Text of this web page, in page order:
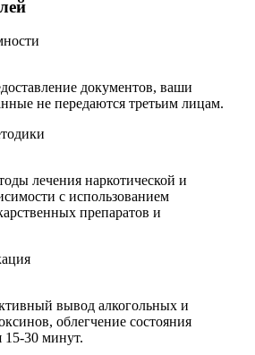
документов, ваши
не передаются третьим лицам.
лечения наркотической и
с использованием
препаратов и
вывод алкогольных и
облегчение состояния
15-30 минут.